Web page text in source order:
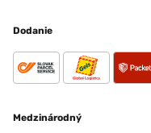
Dodanie
Medzinárodný